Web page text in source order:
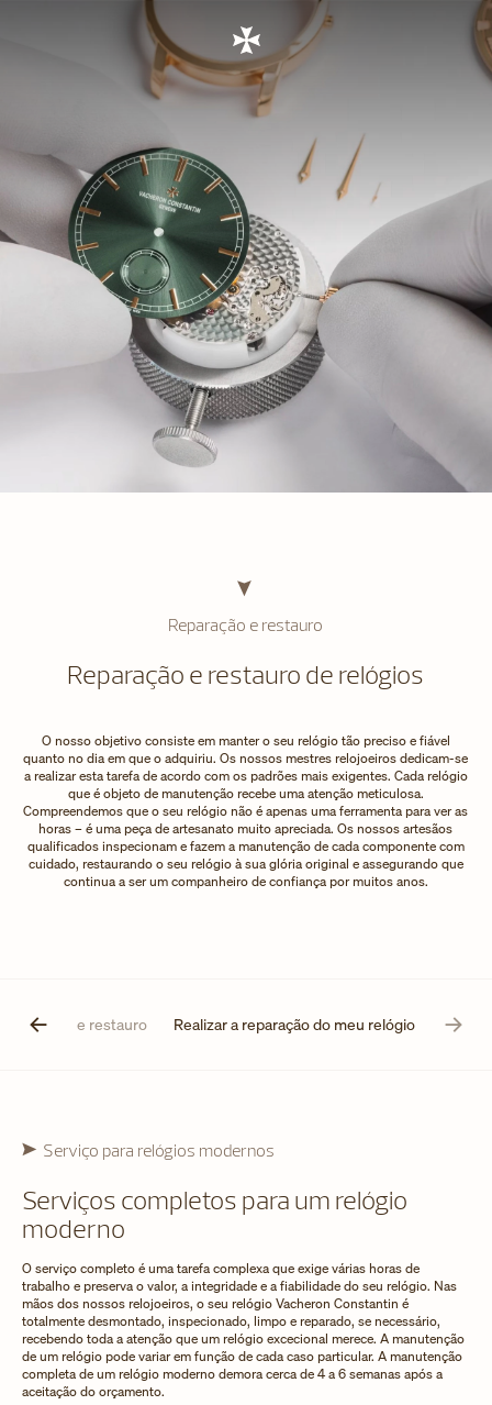
Reparação e restauro
Reparação e restauro de relógios
O nosso objetivo consiste em manter o seu relógio tão preciso e fiável
quanto no dia em que o adquiriu. Os nossos mestres relojoeiros dedicam-se
a realizar esta tarefa de acordo com os padrões mais exigentes. Cada relógio
que é objeto de manutenção recebe uma atenção meticulosa.
Compreendemos que o seu relógio não é apenas uma ferramenta para ver as
horas – é uma peça de artesanato muito apreciada. Os nossos artesãos
qualificados inspecionam e fazem a manutenção de cada componente com
cuidado, restaurando o seu relógio à sua glória original e assegurando que
continua a ser um companheiro de confiança por muitos anos.
Serviço de restauro Realizar a reparação do meu relógio
Serviço para relógios modernos
Serviços completos para um relógio
moderno
O serviço completo é uma tarefa complexa que exige várias horas de
trabalho e preserva o valor, a integridade e a fiabilidade do seu relógio. Nas
mãos dos nossos relojoeiros, o seu relógio Vacheron Constantin é
totalmente desmontado, inspecionado, limpo e reparado, se necessário,
recebendo toda a atenção que um relógio excecional merece. A manutenção
de um relógio pode variar em função de cada caso particular. A manutenção
completa de um relógio moderno demora cerca de 4 a 6 semanas após a
aceitação do orçamento.